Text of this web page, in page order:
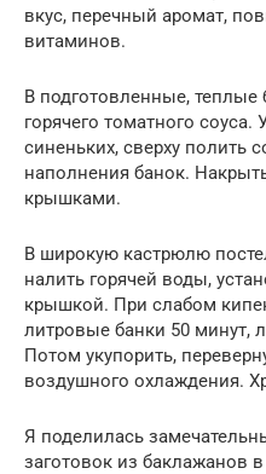
вкус, перечный аромат,
витаминов.
В подготовленные, теплые
горячего томатного
синеньких, сверху полить
наполнения банок.
крышками.
В широкую кастрюлю
налить горячей воды,
крышкой. При слабом
литровые банки 50 минут,
Потом укупорить,
воздушного охлаждения.
Я поделилась
заготовок из баклажанов